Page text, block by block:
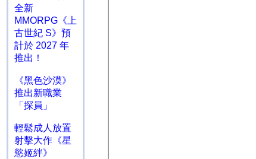
全新
MMORPG《上
古世紀 S》預
計於 2027 年
推出！
《黑色沙漠》
推出新職業
「探員」
輕鬆成人放置
射擊大作《星
慾姬絆》